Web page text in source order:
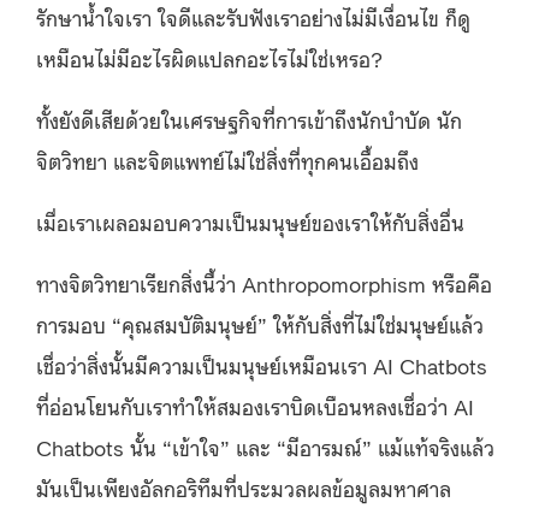
รักษาน้ำใจเรา ใจดีและรับฟังเราอย่างไม่มีเงื่อนไข ก็ดู
เหมือนไม่มีอะไรผิดแปลกอะไรไม่ใช่เหรอ?
ทั้งยังดีเสียด้วยในเศรษฐกิจที่การเข้าถึงนักบำบัด นัก
จิตวิทยา และจิตแพทย์ไม่ใช่สิ่งที่ทุกคนเอื้อมถึง
เมื่อเราเผลอมอบความเป็นมนุษย์ของเราให้กับสิ่งอื่น
ทางจิตวิทยาเรียกสิ่งนี้ว่า Anthropomorphism หรือคือ
การมอบ “คุณสมบัติมนุษย์” ให้กับสิ่งที่ไม่ใช่มนุษย์แล้ว
เชื่อว่าสิ่งนั้นมีความเป็นมนุษย์เหมือนเรา AI Chatbots
ที่อ่อนโยนกับเราทำให้สมองเราบิดเบือนหลงเชื่อว่า AI
Chatbots นั้น “เข้าใจ” และ “มีอารมณ์” แม้แท้จริงแล้ว
มันเป็นเพียงอัลกอริทึมที่ประมวลผลข้อมูลมหาศาล